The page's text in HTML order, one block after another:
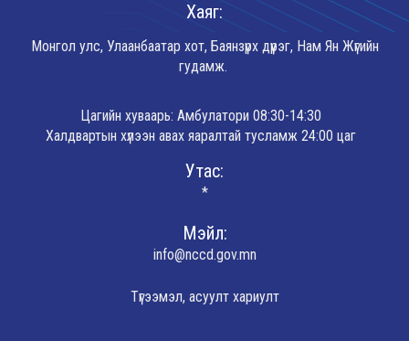
Хаяг:
Монгол улс, Улаанбаатар хот, Баянзүрх дүүрэг, Нам Ян Жүгийн
гудамж.
Цагийн хуваарь: Амбулатори 08:30-14:30
Халдвартын хүлээн авах яаралтай тусламж 24:00 цаг
Утас:
*
Мэйл:
info@nccd.gov.mn
Түгээмэл, асуулт хариулт